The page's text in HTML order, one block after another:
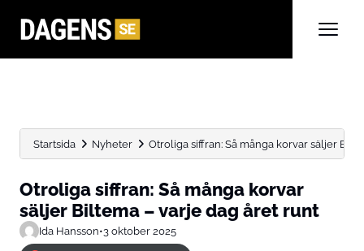
Startsida Nyheter Otroliga siffran: Så många korvar säljer
Otroliga siffran: Så många korvar
säljer Biltema – varje dag året runt
Ida Hansson•3 oktober 2025